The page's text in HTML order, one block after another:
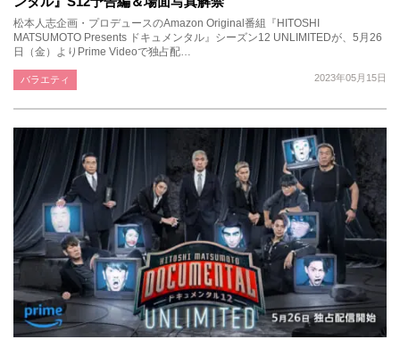
松本人志企画・プロデュースのAmazon Original番組『HITOSHI
MATSUMOTO Presents ドキュメンタル』シーズン12 UNLIMITEDが、5月26
日（金）よりPrime Videoで独占配…
2023年05月15日
バラエティ